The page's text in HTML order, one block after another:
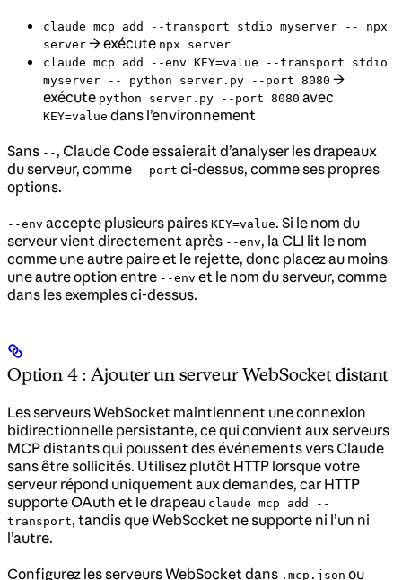
claude mcp add --transport stdio myserver -- npx
server → exécute npx server
claude mcp add --env KEY=value --transport stdio
myserver -- python server.py --port 8080 →
exécute python server.py --port 8080 avec
KEY=value dans l’environnement
Sans -- , Claude Code essaierait d’analyser les drapeaux
du serveur, comme --port ci-dessus, comme ses propres
options.
--env accepte plusieurs paires KEY=value. Si le nom du
serveur vient directement après --env, la CLI lit le nom
comme une autre paire et le rejette, donc placez au moins
une autre option entre --env et le nom du serveur, comme
dans les exemples ci-dessus.
Option 4 : Ajouter un serveur WebSocket distant
Les serveurs WebSocket maintiennent une connexion
bidirectionnelle persistante, ce qui convient aux serveurs
MCP distants qui poussent des événements vers Claude
sans être sollicités. Utilisez plutôt HTTP lorsque votre
serveur répond uniquement aux demandes, car HTTP
supporte OAuth et le drapeau claude mcp add --
transport, tandis que WebSocket ne supporte ni l’un ni
l’autre.
Configurez les serveurs WebSocket dans .mcp.json ou